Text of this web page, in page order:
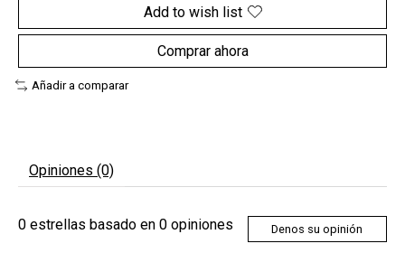
Add to wish list
Comprar ahora
Añadir a comparar
Opiniones (0)
0 estrellas basado en 0 opiniones Denos su opinión